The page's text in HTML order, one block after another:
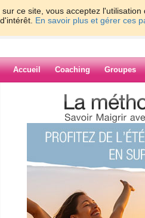
ce site, vous acceptez
En savoir plus et gérer ces
Accueil Coaching Groupes
> > Qui a
Blog de
Qui a l'adresse